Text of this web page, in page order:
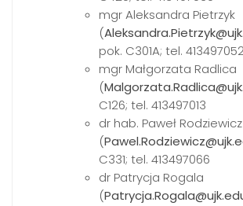
mgr Aleksandra Pietrzyk
(
pok. C301A; tel.
mgr Małgorzata Radlica
(
C126; tel. 413497013
dr hab. Paweł
(
C331; tel. 413497066
dr Patrycja Rogala
(